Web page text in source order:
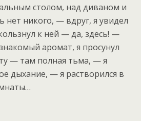
столом, над диваном и
нет никого, — вдруг, я увидел
к ней — да, здесь! —
аромат, я просунул
— там полная тьма, — я
дыхание, — я растворился в